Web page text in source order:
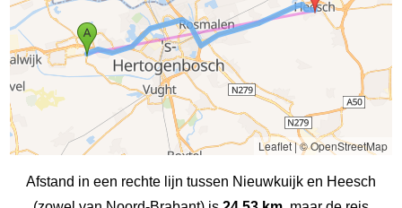
Leaflet|© OpenStreetMap
Afstand in een rechte lijn tussen Nieuwkuijk en Heesch